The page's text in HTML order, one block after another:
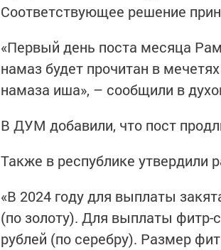
Соответствующее решение
«Первый день поста месяца
намаз будет прочитан в
намаза иша», – сообщили в
В ДУМ добавили, что пост
Также в республике утвердили
«В 2024 году для выплаты
(по золоту). Для выплаты фитр-
рублей (по серебру). Размер